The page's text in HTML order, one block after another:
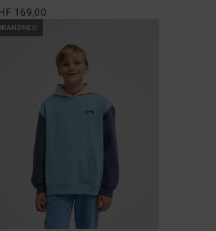
169,00